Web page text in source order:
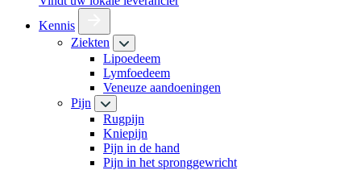
Kennis
Ziekten
Lipoedeem
Lymfoedeem
Veneuze aandoeningen
Pijn
Rugpijn
Kniepijn
Pijn in de hand
Pijn in het spronggewricht